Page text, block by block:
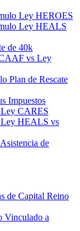
Ley HEROES
Ley HEALS
de 40k
vs Ley
Plan de Rescate
Impuestos
Ley CARES
Ley HEALS vs
de
de Capital Reino
Vinculado a